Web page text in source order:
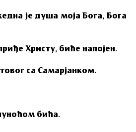
је душа моја Бога, Бога
Христу, биће напојен.
са Самарјанком.
бића.